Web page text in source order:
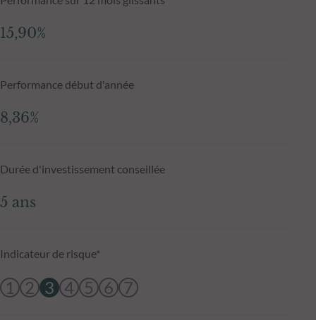
15,90%
Performance début d'année
8,36%
Durée d'investissement conseillée
5 ans
Indicateur de risque*
1 2 3 4 5 6 7